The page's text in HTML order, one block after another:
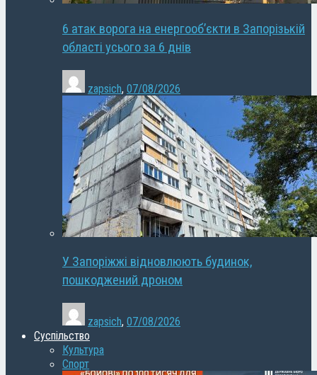
6 атак ворога на енергооб’єкти в Запорізькій
області усього за 6 днів
zapsich, 07/08/2026
У Запоріжжі відновлюють будинок,
пошкоджений дроном
zapsich, 07/08/2026
Суспільство
Культура
Спорт